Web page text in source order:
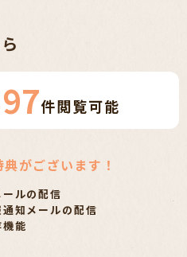
件閲覧可能
がございます！
ルの配信
知メールの配信
能